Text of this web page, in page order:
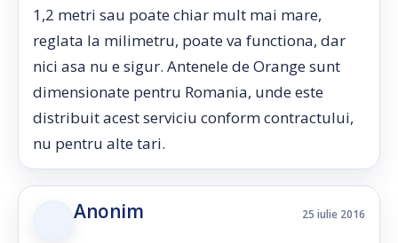
1,2 metri sau poate chiar mult mai mare,
reglata la milimetru, poate va functiona, dar
nici asa nu e sigur. Antenele de Orange sunt
dimensionate pentru Romania, unde este
distribuit acest serviciu conform contractului,
nu pentru alte tari.
Anonim 25 iulie 2016